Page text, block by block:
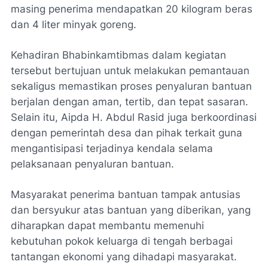
masing penerima mendapatkan 20 kilogram beras
dan 4 liter minyak goreng.
Kehadiran Bhabinkamtibmas dalam kegiatan
tersebut bertujuan untuk melakukan pemantauan
sekaligus memastikan proses penyaluran bantuan
berjalan dengan aman, tertib, dan tepat sasaran.
Selain itu, Aipda H. Abdul Rasid juga berkoordinasi
dengan pemerintah desa dan pihak terkait guna
mengantisipasi terjadinya kendala selama
pelaksanaan penyaluran bantuan.
Masyarakat penerima bantuan tampak antusias
dan bersyukur atas bantuan yang diberikan, yang
diharapkan dapat membantu memenuhi
kebutuhan pokok keluarga di tengah berbagai
tantangan ekonomi yang dihadapi masyarakat.